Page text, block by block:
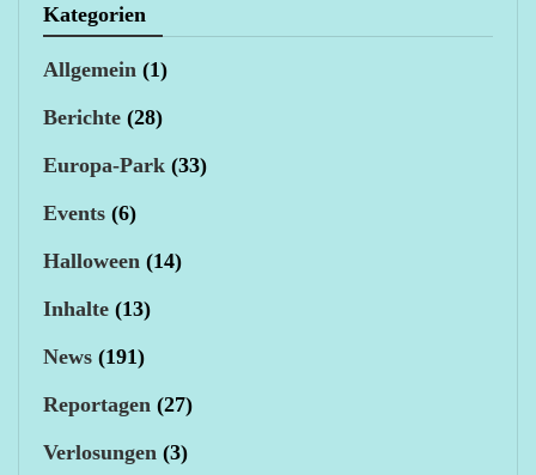
Kategorien
Allgemein (1)
Berichte (28)
Europa-Park (33)
Events (6)
Halloween (14)
Inhalte (13)
News (191)
Reportagen (27)
Verlosungen (3)